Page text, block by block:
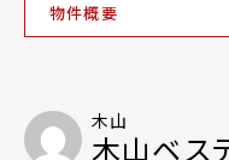
物件概要
木山
木山ベス